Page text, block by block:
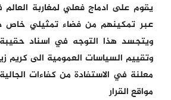
يقوم على ادماج فعلي لمغاربة العالم
عبر تمكينهم من فضاء تمثيلي خاص
ويتجسد هذا التوجه في اسناد حقيبة
وتقييم السياسات العمومية الى كريم
معلنة في الاستفادة من كفاءات
مواقع القرار